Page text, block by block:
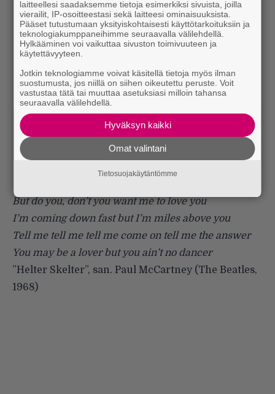
But do you, don’t you want me to love you
I’m coming down fast but I’m miles above you
Tell me tell me tell me come on tell me the answer
You may be a lover but you ain’t no dancer
”Helter Skelter”, san. Paul McCartney (The Beatles,
1968)
laitteellesi saadaksemme tietoja esimerkiksi sivuista, joilla
vierailit, IP-osoitteestasi sekä laitteesi ominaisuuksista.
Pääset tutustumaan yksityiskohtaisesti käyttötarkoituksiin ja
teknologiakumppaneihimme seuraavalla välilehdellä.
Hylkääminen voi vaikuttaa sivuston toimivuuteen ja
käytettävyyteen.
Jotkin teknologiamme voivat käsitellä tietoja myös ilman
suostumusta, jos niillä on siihen oikeutettu peruste. Voit
vastustaa tätä tai muuttaa asetuksiasi milloin tahansa
seuraavalla välilehdellä.
Hyväksyn kaikki
Omat valintani
Tietosuojakäytäntömme